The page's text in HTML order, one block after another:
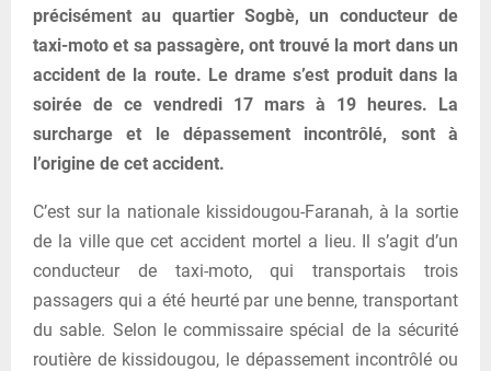
précisément au quartier Sogbè, un conducteur de
taxi-moto et sa passagère, ont trouvé la mort dans un
accident de la route. Le drame s’est produit dans la
soirée de ce vendredi 17 mars à 19 heures. La
surcharge et le dépassement incontrôlé, sont à
l’origine de cet accident.
C’est sur la nationale kissidougou-Faranah, à la sortie
de la ville que cet accident mortel a lieu. Il s’agit d’un
conducteur de taxi-moto, qui transportais trois
passagers qui a été heurté par une benne, transportant
du sable. Selon le commissaire spécial de la sécurité
routière de kissidougou, le dépassement incontrôlé ou